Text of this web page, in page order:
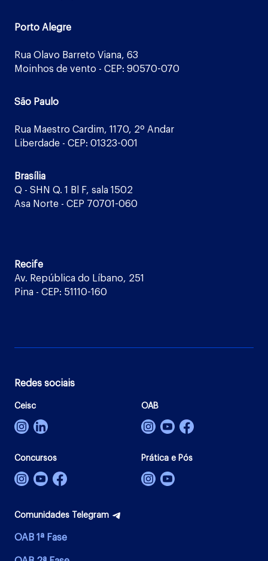
Porto Alegre
Rua Olavo Barreto Viana, 63
Moinhos de vento - CEP: 90570-070
São Paulo
Rua Maestro Cardim, 1170, 2º Andar
Liberdade - CEP: 01323-001
Brasília
Q - SHN Q. 1 Bl F, sala 1502
Asa Norte - CEP 70701-060
Recife
Av. República do Líbano, 251
Pina - CEP: 51110-160
Redes sociais
Ceisc OAB
Concursos Prática e Pós
Comunidades Telegram
OAB 1ª Fase